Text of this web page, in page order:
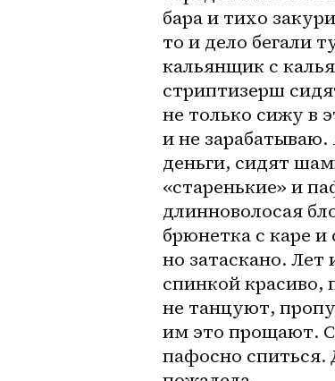
бара и тихо
то и дело бегали
кальянщик с
стриптизерш
не только сижу в
и не
деньги, сидят
«старенькие» и
длинноволосая
брюнетка с каре
но затаскано.
спинкой красиво,
не танцуют,
им это прощают.
пафосно спиться.